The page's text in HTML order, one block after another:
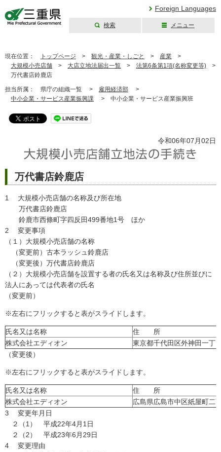
Foreign Languages
検索 メニュー
現在位置： トップページ > 観光・産業・しごと > 産業 >
大規模小売店舗 > 大店立地法届出一覧 > 法第6条第1項(名称変更等) >
万代書店鈴鹿店
担当所属： 県庁の組織一覧 > 雇用経済部 >
中小企業・サービス産業振興課 > 中小企業・サービス産業振興班
令和06年07月02日
万代書店鈴鹿店
1 大規模小売店舗の名称及び所在地
万代書店鈴鹿店
鈴鹿市西條町字四反田499番地1号 ほか
2 変更事項
（１）大規模小売店舗の名称
（変更前）古本ラッシュ鈴鹿店
（変更後）万代書店鈴鹿店
（２）大規模小売店舗を設置する者の氏名又は名称及び住所並びに
法人にあっては代表者の氏名
（変更前）
※左右にフリックすると表がスライドします。
氏名又は名称
住 所
株式会社エディオン
東京都千代田区外神田一丁
（変更後）
※左右にフリックすると表がスライドします。
氏名又は名称
住 所
株式会社エディオン
広島県広島市中区紙屋町二
3 変更年月日
２（1） 平成22年4月1日
２（2） 平成23年6月29日
4 変更理由